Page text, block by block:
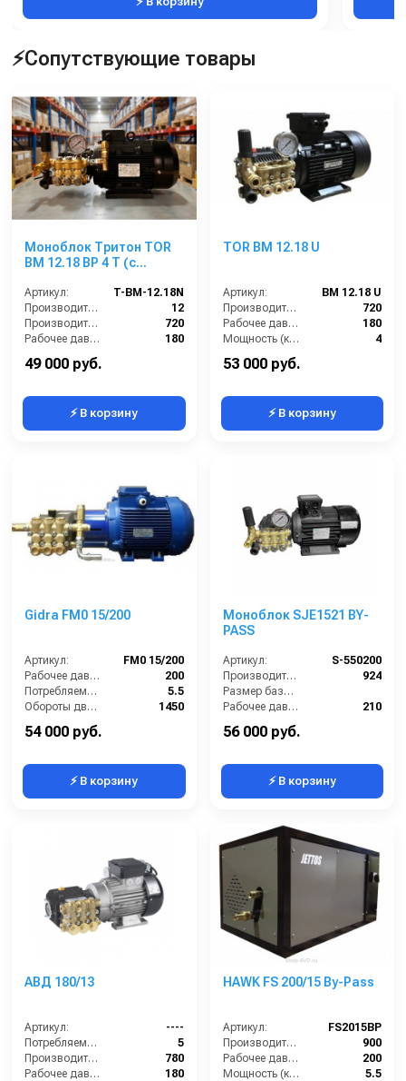
⚡Сопутствующие товары
Моноблок Тритон TOR
ВМ 12.18 ВР 4 Т (с
аварийным
регулятором давления
SVL17 170 бар, без
электрики)
Артикул:
T-BM-12.18N
Производительность (л/мин):
12
Производительность (л/ч):
720
Рабочее давление (бар):
180
Мощность (кВт):
49 000 руб.
⚡ В корзину
TOR BM 12.18 U
Артикул:
BM 12.18 U
Производительность (л/ч):
720
Рабочее давление (бар):
180
Мощность (кВт):
4
Электропитание (В):
53 000 руб.
⚡ В корзину
Gidra FM0 15/200
Артикул:
FM0 15/200
Рабочее давление (бар):
200
Потребляемая мощность (кВт):
5.5
Обороты двигателя (об/мин):
1450
54 000 руб.
⚡ В корзину
Моноблок SJE1521 BY-
PASS
Артикул:
S-550200
Производительность (л/ч):
924
Размер базовой станции (ДхШхВ):
Рабочее давление (бар):
210
56 000 руб.
⚡ В корзину
АВД 180/13
Артикул:
----
Потребляемая мощность (кВт):
5
Производительность (л/ч):
780
Рабочее давление (бар):
180
HAWK FS 200/15 By-Pass
Артикул:
FS2015BP
Производительность (л/ч):
900
Рабочее давление (бар):
200
Мощность (кВт):
5.5